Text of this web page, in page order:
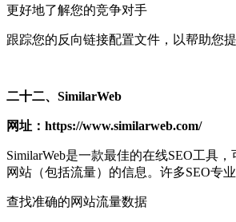
更好地了解您的竞争对手
跟踪您的反向链接配置文件，以帮助您
二十二、SimilarWeb
网址：https://www.similarweb.com/
SimilarWeb是一款最佳的在线SEO工具
网站（包括流量）的信息。许多SEO专
查找准确的网站流量数据